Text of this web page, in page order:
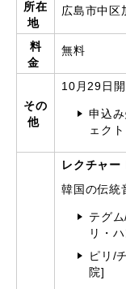
所在
地
広島市中区
料
金
無料
その
他
10月29日
申込
ェクト
レクチャ
韓国の伝統
テグ
リ・
ピリ/
院]